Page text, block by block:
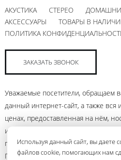
Используя данный сайт, вы даете
файлов cookie, помогающих нам
АКУСТИКА СТЕРЕО
АКСЕССУАРЫ
ТОВАРЫ В
ПОЛИТИКА
ЗАКАЗАТЬ ЗВОНОК
Уважаемые посетители, обращаем
данный интернет-сайт, а также вся
ценах, предоставленная на нём,
информационный характер и ни при
публичной офертой, определяемой
Гражданского кодекса Российской